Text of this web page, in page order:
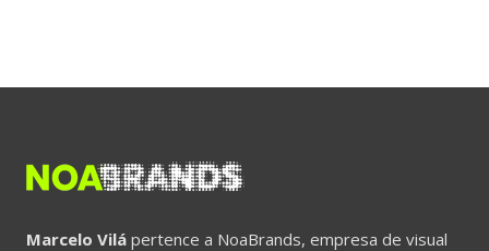
Marcelo Vilá pertence a NoaBrands, empresa de visual